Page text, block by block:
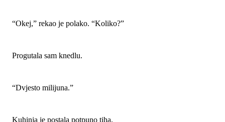
“Okej,” rekao je polako. “Koliko?”
Progutala sam knedlu.
“Dvjesto milijuna.”
Kuhinja je postala potpuno tiha.